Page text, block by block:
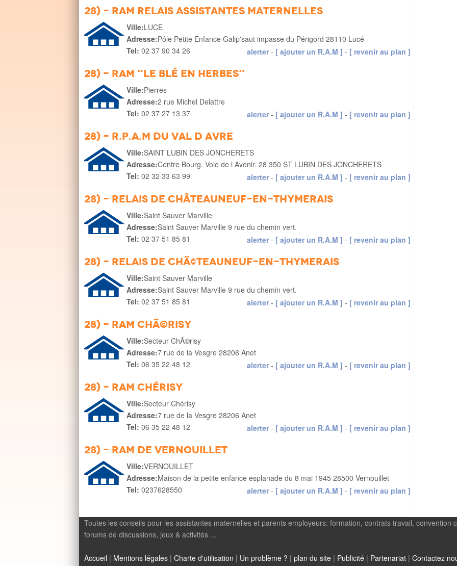
28) - RAM Relais Assistantes Maternelles
Ville:LUCE
Adresse:Pôle Petite Enfance Galip'saut impasse du Périgord 28110 Lucé
Tel: 02 37 90 34 26 alerter - [ ajouter un R.A.M ] - [ revenir au plan ]
28) - RAM "le Blé en Herbes"
Ville:Pierres
Adresse:2 rue Michel Delattre
Tel: 02 37 27 13 37 alerter - [ ajouter un R.A.M ] - [ revenir au plan ]
28) - R.P.A.M du Val d Avre
Ville:SAINT LUBIN DES JONCHERETS
Adresse:Centre Bourg. Voie de l Avenir. 28 350 ST LUBIN DES JONCHERETS
Tel: 02 32 33 63 99 alerter - [ ajouter un R.A.M ] - [ revenir au plan ]
28) - Relais de Châteauneuf-en-Thymerais
Ville:Saint Sauver Marville
Adresse:Saint Sauver Marville 9 rue du chemin vert.
Tel: 02 37 51 85 81 alerter - [ ajouter un R.A.M ] - [ revenir au plan ]
28) - Relais de ChÃ¢teauneuf-en-Thymerais
Ville:Saint Sauver Marville
Adresse:Saint Sauver Marville 9 rue du chemin vert.
Tel: 02 37 51 85 81 alerter - [ ajouter un R.A.M ] - [ revenir au plan ]
28) - RAM ChÃ©risy
Ville:Secteur ChÃ©risy
Adresse:7 rue de la Vesgre 28206 Anet
Tel: 06 35 22 48 12 alerter - [ ajouter un R.A.M ] - [ revenir au plan ]
28) - RAM Chérisy
Ville:Secteur Chérisy
Adresse:7 rue de la Vesgre 28206 Anet
Tel: 06 35 22 48 12 alerter - [ ajouter un R.A.M ] - [ revenir au plan ]
28) - RAM DE VERNOUILLET
Ville:VERNOUILLET
Adresse:Maison de la petite enfance esplanade du 8 mai 1945 28500 Vernouillet
Tel: 0237628550 alerter - [ ajouter un R.A.M ] - [ revenir au plan ]
Toutes les conseils pour les assistantes maternelles et parents employeurs: formation, contrats travail, convention
forums de discussions, jeux & activités ...
Accueil | Mentions légales | Charte d'utilisation | Un problème ? | plan du site | Publicité | Partenariat | Contactez